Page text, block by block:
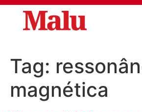
Tag:
magnética